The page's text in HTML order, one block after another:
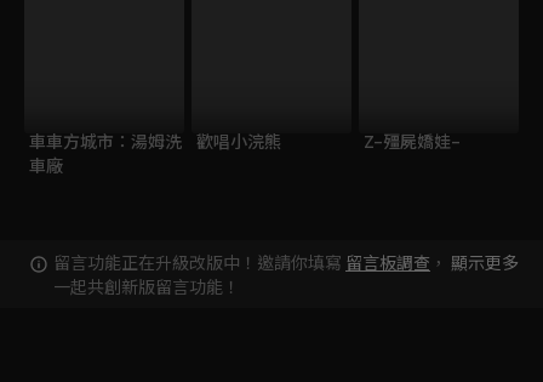
車車方城市：湯姆洗
車廠
歡唱小浣熊 Z–殭屍嬌娃–
留言功能正在升級改版中！邀請你填寫 留言板調查 ，
一起共創新版留言功能！
顯示更多